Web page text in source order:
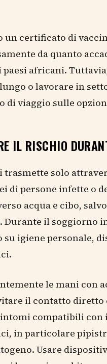
un certificato di
da quanto
africani.
o lavorare in
di viaggio sulle
IL RISCHIO
trasmette solo
di persone infette o
acqua e cibo,
il soggiorno
su igiene personale,
le mani con
il contatto diretto
compatibili con
in particolare
Usare